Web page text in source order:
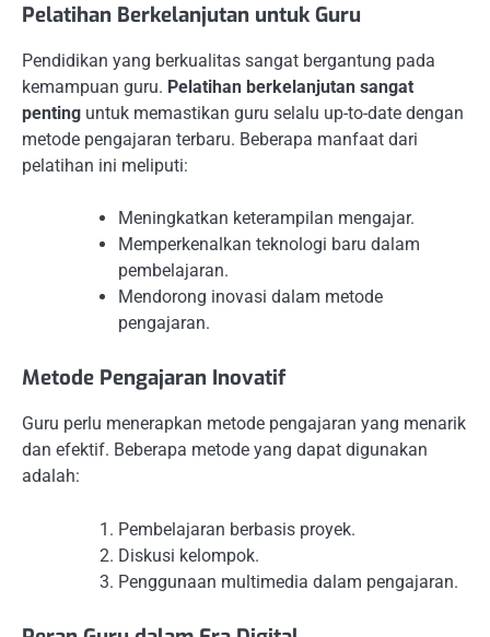
Pelatihan Berkelanjutan untuk Guru
Pendidikan yang berkualitas sangat bergantung pada
kemampuan guru. Pelatihan berkelanjutan sangat
penting untuk memastikan guru selalu up-to-date dengan
metode pengajaran terbaru. Beberapa manfaat dari
pelatihan ini meliputi:
Meningkatkan keterampilan mengajar.
Memperkenalkan teknologi baru dalam
pembelajaran.
Mendorong inovasi dalam metode
pengajaran.
Metode Pengajaran Inovatif
Guru perlu menerapkan metode pengajaran yang menarik
dan efektif. Beberapa metode yang dapat digunakan
adalah:
Pembelajaran berbasis proyek.
Diskusi kelompok.
Penggunaan multimedia dalam pengajaran.